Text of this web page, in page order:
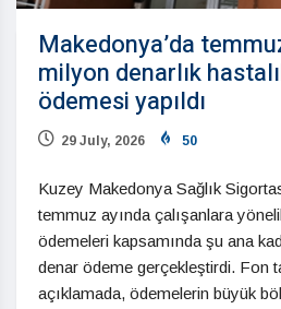
Makedonya’da
milyon denarlık
ödemesi yapıldı
29 July, 2026 50
Kuzey Makedonya Sağlık
temmuz ayında çalışanlara
ödemeleri kapsamında şu ana
denar ödeme gerçekleştirdi. Fon
açıklamada, ödemelerin büyük